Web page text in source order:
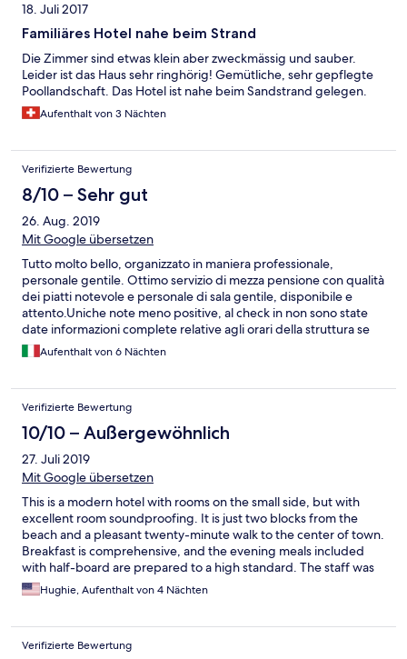
18. Juli 2017
Familiäres Hotel nahe beim Strand
Die Zimmer sind etwas klein aber zweckmässig und sauber.
Leider ist das Haus sehr ringhörig! Gemütliche, sehr gepflegte
Poollandschaft. Das Hotel ist nahe beim Sandstrand gelegen.
Aufenthalt von 3 Nächten
Verifizierte Bewertung
8/10 – Sehr gut
26. Aug. 2019
Mit Google übersetzen
Tutto molto bello, organizzato in maniera professionale,
personale gentile. Ottimo servizio di mezza pensione con qualità
dei piatti notevole e personale di sala gentile, disponibile e
attento.Uniche note meno positive, al check in non sono state
date informazioni complete relative agli orari della struttura se
non dopo richiesta, utilizzo piscina e possibilità di eventuali
convenzioni con stabilimenti e/o tour isola. Pulizia della struttura
Aufenthalt von 6 Nächten
Verifizierte Bewertung
10/10 – Außergewöhnlich
27. Juli 2019
Mit Google übersetzen
This is a modern hotel with rooms on the small side, but with
excellent room soundproofing. It is just two blocks from the
beach and a pleasant twenty-minute walk to the center of town.
Breakfast is comprehensive, and the evening meals included
with half-board are prepared to a high standard. The staff was
kind and careful, from top to bottom. The only down-side for us
was that the internet was not secure, and my firewall would not
had internet that I could access, although it was very slow....I
recommend this hotel for a vacation!
Hughie, Aufenthalt von 4 Nächten
Verifizierte Bewertung